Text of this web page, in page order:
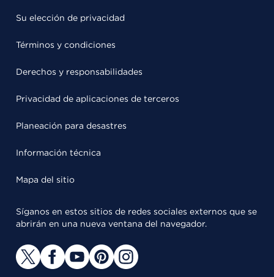
Su elección de privacidad
Términos y condiciones
Derechos y responsabilidades
Privacidad de aplicaciones de terceros
Planeación para desastres
Información técnica
Mapa del sitio
Síganos en estos sitios de redes sociales externos que se
abrirán en una nueva ventana del navegador.